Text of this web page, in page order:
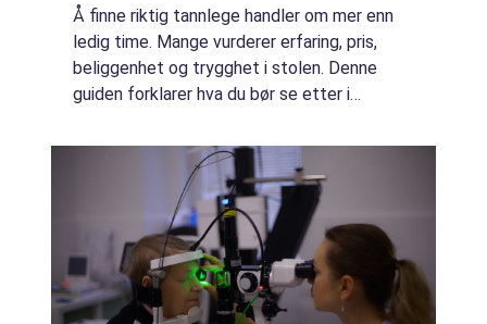
Å finne riktig tannlege handler om mer enn
ledig time. Mange vurderer erfaring, pris,
beliggenhet og trygghet i stolen. Denne
guiden forklarer hva du bør se etter i
moderne klinikk tilbyr, o...